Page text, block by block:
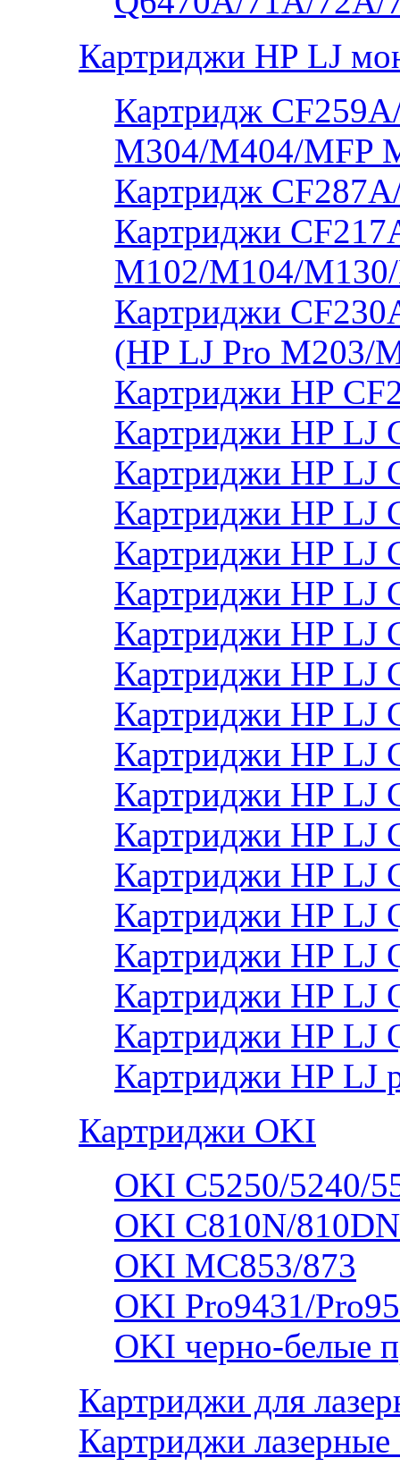
Картриджи HP LJ
Картридж
M304/M404/MFP
Картридж
Картриджи
M102/M104/
Картриджи
(HP LJ Pro M203/
Картриджи HP
Картриджи HP LJ
Картриджи HP LJ
Картриджи HP LJ
Картриджи HP LJ
Картриджи HP LJ
Картриджи HP LJ
Картриджи HP LJ
Картриджи HP LJ
Картриджи HP LJ
Картриджи HP LJ
Картриджи HP LJ
Картриджи HP LJ
Картриджи HP LJ
Картриджи HP LJ
Картриджи HP LJ
Картриджи HP LJ
Картриджи HP LJ
Картриджи OKI
OKI C5250/5240/
OKI C810N/
OKI MC853/873
OKI Pro9431/
OKI черно-белые
Картриджи для
Картриджи